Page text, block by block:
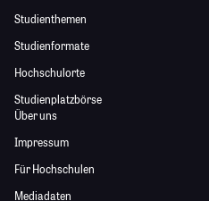
Studienthemen
Studienformate
Hochschulorte
Studienplatzbörse
Über uns
Impressum
Für Hochschulen
Mediadaten